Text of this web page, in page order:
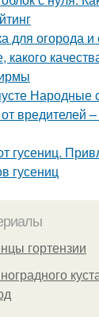
для огорода и
Народные
вредителей
гусениц.
гусениц
гортензии